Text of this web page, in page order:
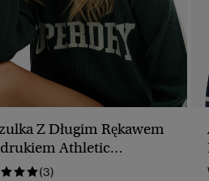
Z Długim Rękawem
Athletic
(3)